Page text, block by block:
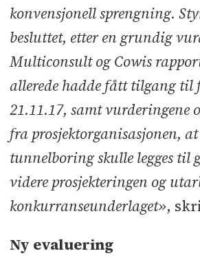
konvensjonell sprengning.
besluttet, etter en grundig
Multiconsult og Cowis
allerede hadde fått tilgang til
21.11.17, samt vurderingene
fra prosjektorganisasjonen,
tunnelboring skulle legges til
videre prosjekteringen og
konkurranseunderlaget»,
Ny evaluering